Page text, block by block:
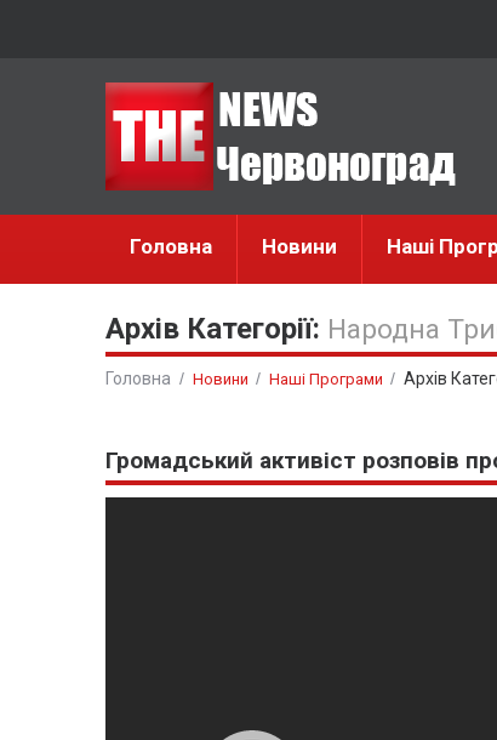
Головна Новини Наші
Архів Категорії: Народна
Головна Новини Наші Програми Архів
Громадський активіст розповів